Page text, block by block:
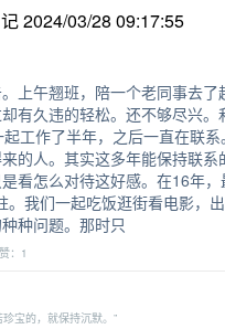
2024/03/28 09:17:55
上午翘班，陪一个老同事去了
有久违的轻松。还不够尽兴。
工作了半年，之后一直在联
的人。其实这多年能保持联系
看怎么对待这好感。在16年
我们一起吃饭逛街看电影，出
种问题。那时只
：1
宝的，就保持沉默。”